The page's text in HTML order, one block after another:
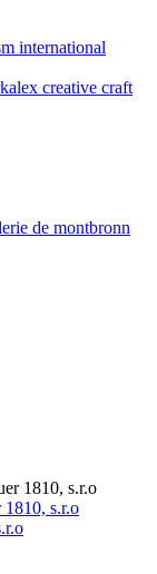
international
creative craft
de montbronn
s.r.o